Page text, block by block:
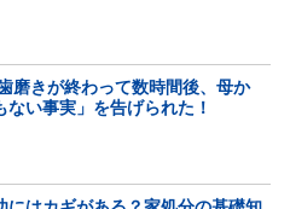
磨きが終わって数時間後、母か
ない事実」を告げられた！